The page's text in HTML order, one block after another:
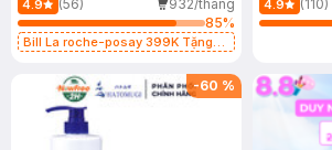
4.9 (56)
932/tháng
85%
Bill La roche-posay 399K Tặng
(SL có hạn)
4.9 (110)
-60 %